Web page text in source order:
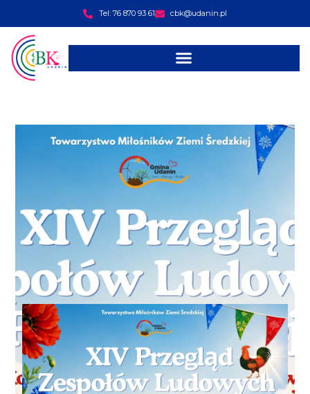
Tel: 76 870 93 61 cbk@udanin.pl